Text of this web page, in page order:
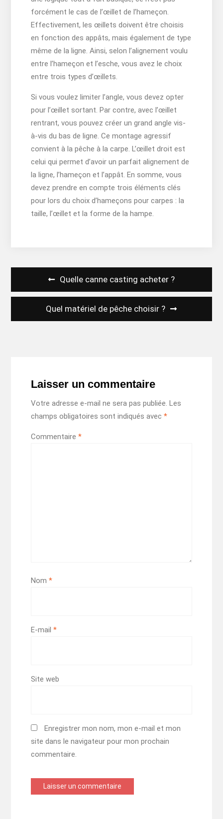
forcément le cas de l’œillet de l’hameçon.
Effectivement, les œillets doivent être choisis
en fonction des appâts, mais également de type
même de la ligne. Ainsi, selon l’alignement voulu
entre l’hameçon et l’esche, vous avez le choix
entre trois types d’œillets.
Si vous voulez limiter l’angle, vous devez opter
pour l’œillet sortant. Par contre, avec l’œillet
rentrant, vous pouvez créer un grand angle vis-
à-vis du bas de ligne. Ce montage agressif
convient à la pêche à la carpe. L’œillet droit est
celui qui permet d’avoir un parfait alignement de
la ligne, l’hameçon et l’appât. En somme, vous
devez prendre en compte trois éléments clés
pour lors du choix d’hameçons pour carpes : la
taille, l’œillet et la forme de la hampe.
Navigation
de
l’article
Quelle canne casting acheter ?
Quel matériel de pêche choisir ?
Laisser un commentaire
Votre adresse e-mail ne sera pas publiée. Les
champs obligatoires sont indiqués avec *
Commentaire *
Nom *
E-mail *
Site web
Enregistrer mon nom, mon e-mail et mon
site dans le navigateur pour mon prochain
commentaire.